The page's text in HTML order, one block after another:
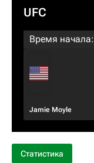
UFC
Время начала:
Jamie Moyle
Статистика